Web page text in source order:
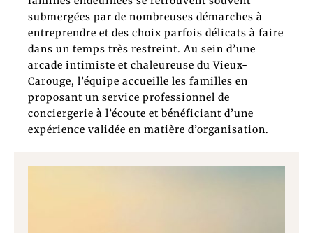
submergées par de nombreuses démarches à
entreprendre et des choix parfois délicats à faire
dans un temps très restreint. Au sein d’une
arcade intimiste et chaleureuse du Vieux-
Carouge, l’équipe accueille les familles en
proposant un service professionnel de
conciergerie à l’écoute et bénéficiant d’une
expérience validée en matière d’organisation.